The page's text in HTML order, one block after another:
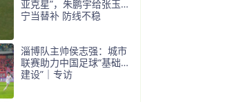
亚克星”，朱鹏宇给张玉
宁当替补 防线不稳
淄博队主帅侯志强：城市
联赛助力中国足球“基础
建设”｜专访